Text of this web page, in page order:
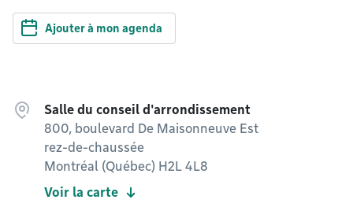
Ajouter à mon agenda
Salle du conseil d'arrondissement
800, boulevard De Maisonneuve Est
rez-de-chaussée
Montréal (Québec) H2L 4L8
Voir la carte